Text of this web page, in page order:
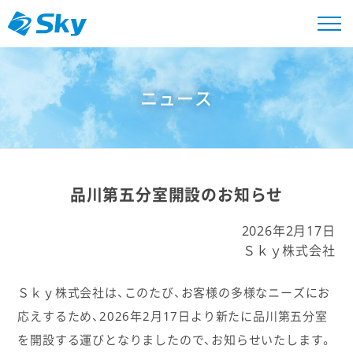
ニュース
品川第五分室開設のお知らせ
2026年2月17日
Ｓｋｙ株式会社
Ｓｋｙ株式会社は、このたび、お客様の多様なニーズにお
応えするため、2026年2月17日より新たに品川第五分室
を開設する運びとなりましたので、お知らせいたします。